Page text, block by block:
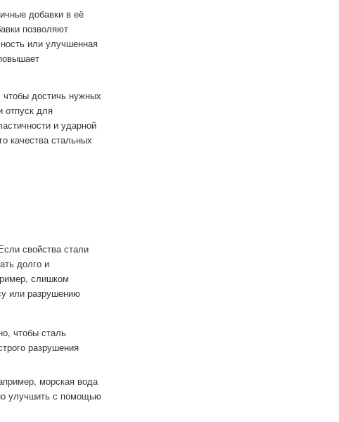
добавки в её
позволяют
или улучшенная
чтобы достичь нужных
отпуск для
и ударной
качества стальных
свойства стали
долго и
слишком
или разрушению
чтобы сталь
разрушения
морская вода
улучшить с помощью